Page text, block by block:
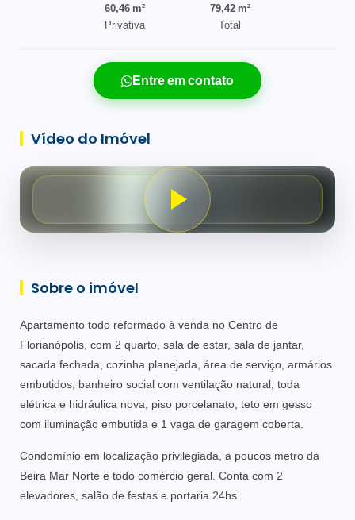
60,46 m²
Privativa
79,42 m²
Total
Entre em contato
Vídeo do Imóvel
Sobre o imóvel
Apartamento todo reformado à venda no Centro de
Florianópolis, com 2 quarto, sala de estar, sala de jantar,
sacada fechada, cozinha planejada, área de serviço, armários
embutidos, banheiro social com ventilação natural, toda
elétrica e hidráulica nova, piso porcelanato, teto em gesso
com iluminação embutida e 1 vaga de garagem coberta.
Condomínio em localização privilegiada, a poucos metro da
Beira Mar Norte e todo comércio geral. Conta com 2
elevadores, salão de festas e portaria 24hs.